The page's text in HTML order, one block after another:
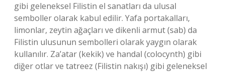
gibi geleneksel Filistin el sanatları da ulusal
semboller olarak kabul edilir. Yafa portakalları,
limonlar, zeytin ağaçları ve dikenli armut (sab) da
Filistin ulusunun sembolleri olarak yaygın olarak
kullanılır. Za’atar (kekik) ve handal (colocynth) gibi
diğer otlar ve tatreez (Filistin nakışı) gibi geleneksel